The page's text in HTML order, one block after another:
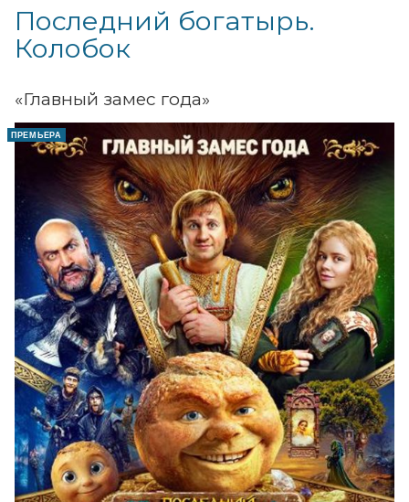
Последний богатырь.
Колобок
«Главный замес года»
ПРЕМЬЕРА